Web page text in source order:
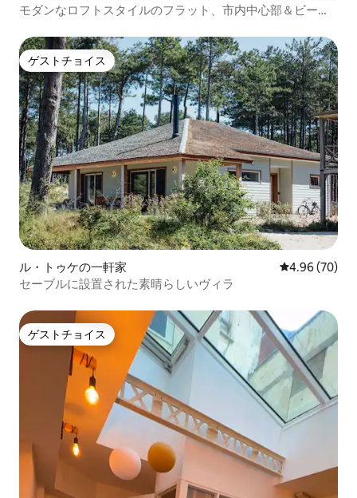
モダンなロフトスタイルのフラット、市内中心部＆ビーチ
ゲストチョイス
ゲストチョイス
ル・トゥケの一軒家 レビュー70
4.96 (70)
セーブルに設置された素晴らしいヴィラ
ゲストチョイス
ゲストチョイス